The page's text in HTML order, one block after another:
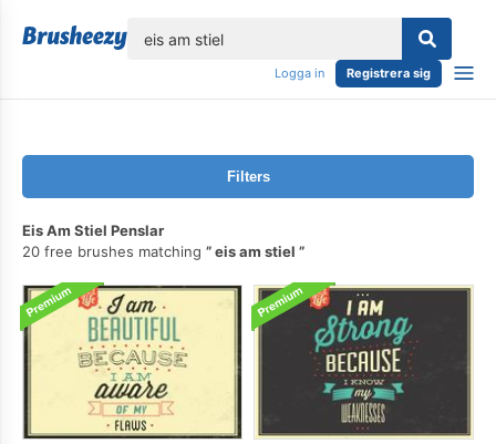
Logga in Registrera sig
Filters
Eis Am Stiel Penslar
20 free brushes matching
eis am stiel